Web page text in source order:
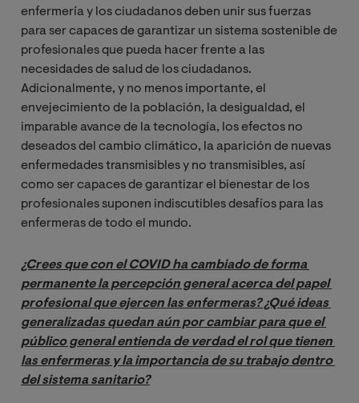
enfermería y los ciudadanos deben unir sus fuerzas
para ser capaces de garantizar un sistema sostenible de
profesionales que pueda hacer frente a las
necesidades de salud de los ciudadanos.
Adicionalmente, y no menos importante, el
envejecimiento de la población, la desigualdad, el
imparable avance de la tecnología, los efectos no
deseados del cambio climático, la aparición de nuevas
enfermedades transmisibles y no transmisibles, así
como ser capaces de garantizar el bienestar de los
profesionales suponen indiscutibles desafíos para las
enfermeras de todo el mundo.
¿Crees que con el COVID ha cambiado de forma
permanente la percepción general acerca del papel
profesional que ejercen las enfermeras? ¿Qué ideas
generalizadas quedan aún por cambiar para que el
público general entienda de verdad el rol que tienen
las enfermeras y la importancia de su trabajo dentro
del sistema sanitario?